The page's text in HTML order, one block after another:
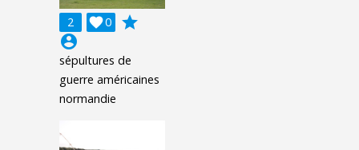
2 0

grade
account_circle
sépultures de
guerre américaines
normandie